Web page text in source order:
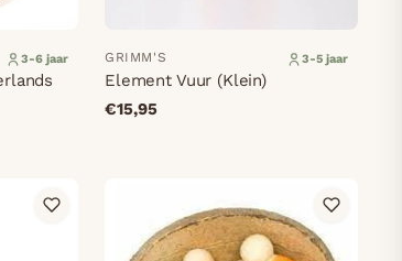
3-6 jaar GRIMM'S 3-5 jaar
Element Vuur (Klein)
€15,95